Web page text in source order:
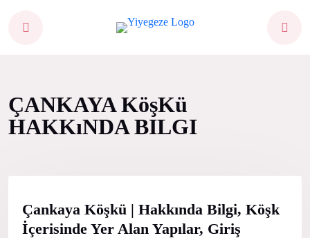
ÇANKAYA KöşKü
HAKKıNDA BILGI
Çankaya Köşkü | Hakkında Bilgi, Köşk
İçerisinde Yer Alan Yapılar, Giriş